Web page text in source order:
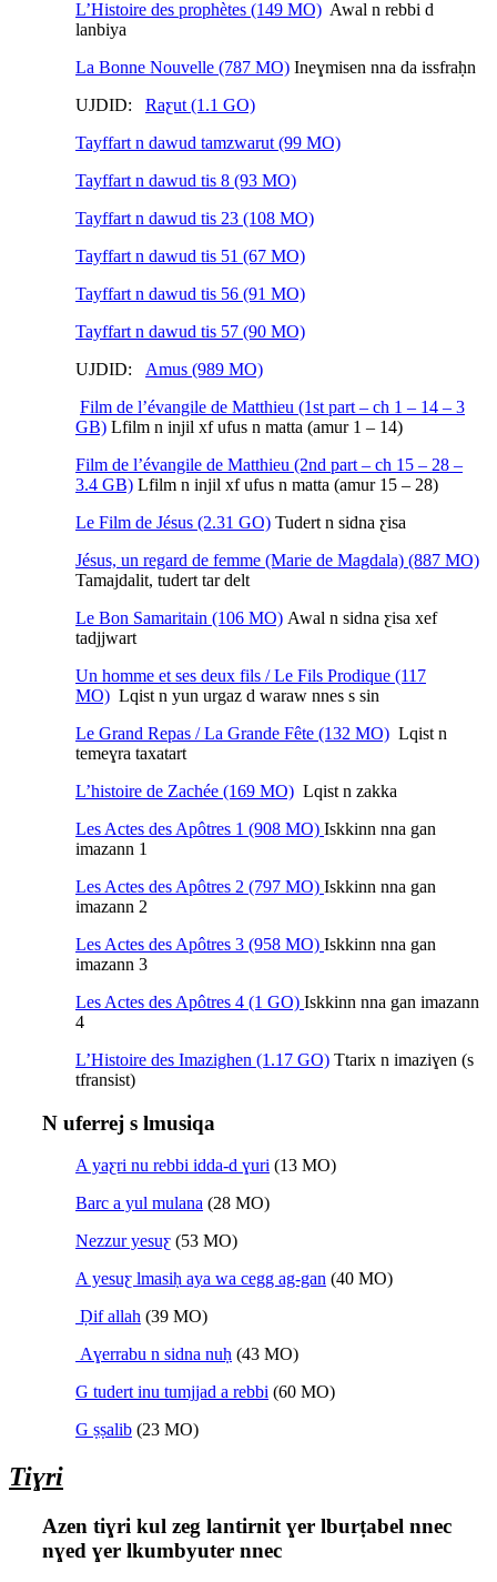
L’Histoire des prophètes (149 MO) Awal n rebbi d
lanbiya
La Bonne Nouvelle (787 MO) Ineɣmisen nna da issfraḥn
UJDID: Raƹut (1.1 GO)
Tayffart n dawud tamzwarut (99 MO)
Tayffart n dawud tis 8 (93 MO)
Tayffart n dawud tis 23 (108 MO)
Tayffart n dawud tis 51 (67 MO)
Tayffart n dawud tis 56 (91 MO)
Tayffart n dawud tis 57 (90 MO)
UJDID: Amus (989 MO)
Film de l’évangile de Matthieu (1st part – ch 1 – 14 – 3
GB) Lfilm n injil xf ufus n matta (amur 1 – 14)
Film de l’évangile de Matthieu (2nd part – ch 15 – 28 –
3.4 GB) Lfilm n injil xf ufus n matta (amur 15 – 28)
Le Film de Jésus (2.31 GO) Tudert n sidna ƹisa
Jésus, un regard de femme (Marie de Magdala) (887 MO)
Tamajdalit, tudert tar delt
Le Bon Samaritain (106 MO) Awal n sidna ƹisa xef
tadjjwart
Un homme et ses deux fils / Le Fils Prodique (117
MO) Lqist n yun urgaz d waraw nnes s sin
Le Grand Repas / La Grande Fête (132 MO) Lqist n
temeɣra taxatart
L’histoire de Zachée (169 MO) Lqist n zakka
Les Actes des Apôtres 1 (908 MO) Iskkinn nna gan
imazann 1
Les Actes des Apôtres 2 (797 MO) Iskkinn nna gan
imazann 2
Les Actes des Apôtres 3 (958 MO) Iskkinn nna gan
imazann 3
Les Actes des Apôtres 4 (1 GO) Iskkinn nna gan imazann
4
L’Histoire des Imazighen (1.17 GO) Ttarix n imaziɣen (s
tfransist)
N uferrej s lmusiqa
A yaƹri nu rebbi idda-d ɣuri (13 MO)
Barc a yul mulana (28 MO)
Nezzur yesuƹ (53 MO)
A yesuƹ lmasiḥ aya wa cegg ag-gan (40 MO)
Ḍif allah (39 MO)
Aɣerrabu n sidna nuḥ (43 MO)
G tudert inu tumjjad a rebbi (60 MO)
G ṣṣalib (23 MO)
Tiɣri
Azen tiɣri kul zeg lantirnit ɣer lburṭabel nnec
nɣed ɣer lkumbyuter nnec